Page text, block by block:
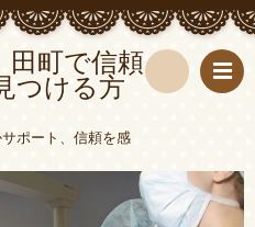
田町で信頼
つける方
ポート、信頼を感